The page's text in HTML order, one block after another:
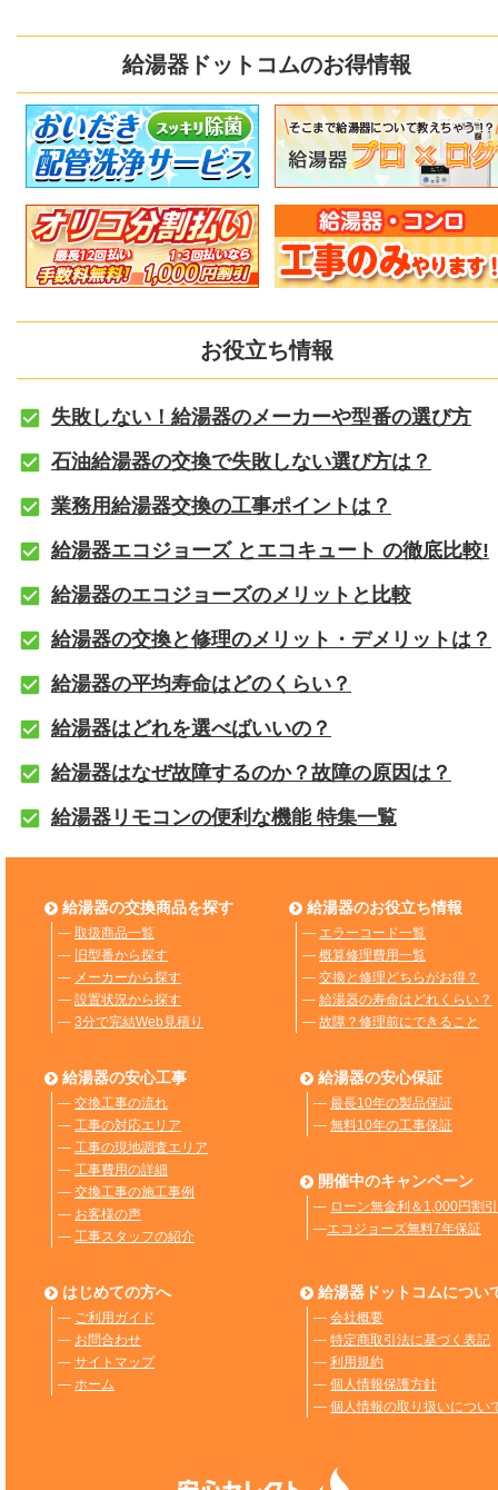
給湯器ドットコムのお得情報
お役立ち情報
失敗しない！給湯器のメーカーや型番の選び方
石油給湯器の交換で失敗しない選び方は？
業務用給湯器交換の工事ポイントは？
給湯器エコジョーズ とエコキュート の徹底比較!
給湯器のエコジョーズのメリットと比較
給湯器の交換と修理のメリット・デメリットは？
給湯器の平均寿命はどのくらい？
給湯器はどれを選べばいいの？
給湯器はなぜ故障するのか？故障の原因は？
給湯器リモコンの便利な機能 特集一覧
給湯器の交換商品を探す
― 取扱商品一覧
― 旧型番から探す
― メーカーから探す
― 設置状況から探す
― 3分で完結Web見積り
給湯器のお役立ち情報
― エラーコード一覧
― 概算修理費用一覧
― 交換と修理どちらがお得？
― 給湯器の寿命はどれくらい？
― 故障？修理前にできること
給湯器の安心工事
― 交換工事の流れ
― 工事の対応エリア
― 工事の現地調査エリア
― 工事費用の詳細
― 交換工事の施工事例
― お客様の声
― 工事スタッフの紹介
給湯器の安心保証
― 最長10年の製品保証
― 無料10年の工事保証
開催中のキャンペーン
― ローン無金利＆1,000円割引
―エコジョーズ無料7年保証
はじめての方へ
― ご利用ガイド
― お問合わせ
― サイトマップ
― ホーム
給湯器ドットコムについ
― 会社概要
― 特定商取引法に基づく表記
― 利用規約
― 個人情報保護方針
― 個人情報の取り扱いについ